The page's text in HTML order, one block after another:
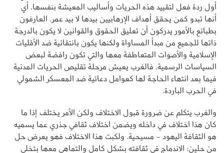
أول ردة فعل لتقييد هذه الحريات وأساليب المعيشة بنفسها، أي
أنها تبدو كمن يحقق أهداف الإرهابيين بيدها لا بيد عمر. العارفون
بطبائع بالأمور يدركون أن تعليق الحقوق والقوانين لا يكون بالدرجة
ذاتها للجميع من مبدأ المساواة ولكنها يكون بانتقائية ضد الأقليات
الإسلامية والأصوات المتعاطفة معها والتي تكون رافضة لبعض
السياسات الرسمية، فالغرب يعيش مرحلة تقليص الحريات المدنية
فيما بعد انتهاء الحاجة لها كعوامل دعائية ضد المعسكر الشمولي
في الحرب الباردة.
والغرب يتكلم عن ضرورة قبول الاختلاف ولكن الأمر يختلف إذا ما
كان هذا اختلاف في داخله ويضمن اختلاف ثقافي جذري عما يسميه
هو الثقافة اليهود - مسيحية. ولكبت هذا الاختلاف فهو يعرض حل
من حلين: الاندماج في ثقافته بشكل كامل والتماهي معها بتخلي